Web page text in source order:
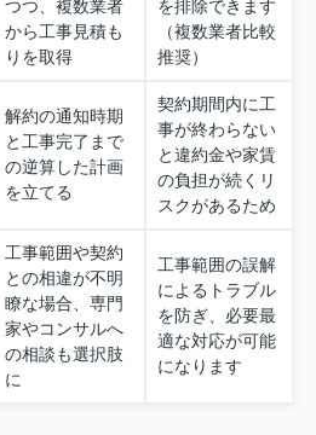
つつ、複数業者
から工事見積も
りを取得
を排除できます
（複数業者比較
推奨）
解約の通知時期
と工事完了まで
の逆算した計画
を立てる
契約期間内に工
事が終わらない
と違約金や家賃
の負担が続くリ
スクがあるため
工事範囲や契約
との相違が不明
瞭な場合、専門
家やコンサルへ
の相談も選択肢
に
工事範囲の誤解
によるトラブル
を防ぎ、必要最
適な対応が可能
になります